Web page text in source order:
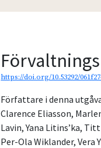
https://doi.org/10.53292/
Författare i denna
Clarence Eliasson,
Lavin,Yana Litins’ka,
Per-Ola Wiklander,Vera